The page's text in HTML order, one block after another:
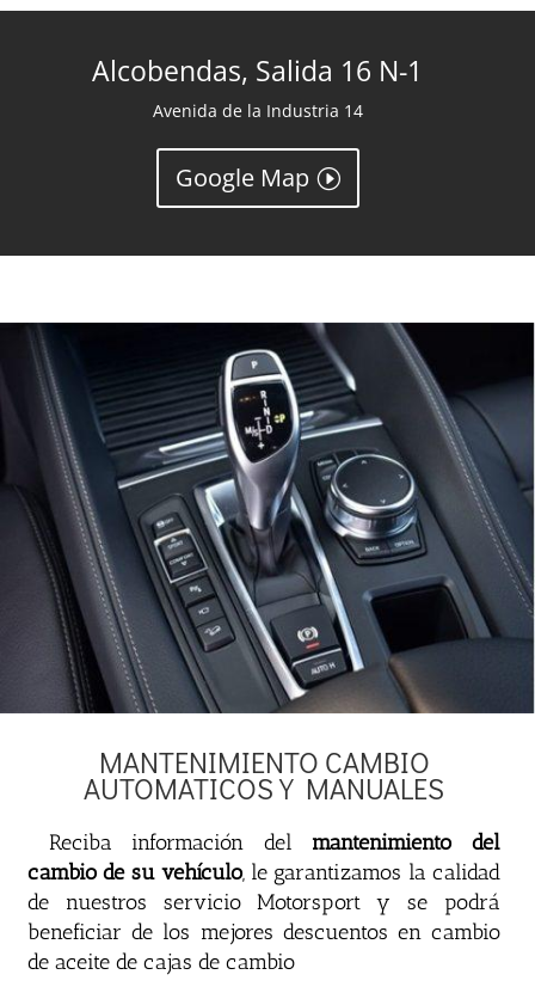
Alcobendas, Salida 16 N-1
Avenida de la Industria 14
Google Map
MANTENIMIENTO CAMBIO
AUTOMATICOS Y MANUALES
Reciba información del mantenimiento del
cambio de su vehículo, le garantizamos la calidad
de nuestros servicio Motorsport y se podrá
beneficiar de los mejores descuentos en cambio
de aceite de cajas de cambio